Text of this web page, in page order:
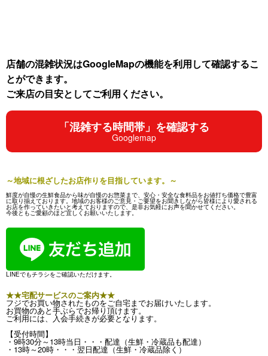
店舗の混雑状況はGoogleMapの機能を利用して確認するこ
とができます。
ご来店の目安としてご利用ください。
「混雑する時間帯」を確認する
Googlemap
～地域に根ざしたお店作りを目指しています。～
鮮度が自慢の生鮮食品から味が自慢のお惣菜まで、安心・安全な食料品をお値打ち価格で豊富
に取り揃えております。地域のお客様のご意見・ご要望をお聞きしながら皆様により愛される
お店を作っていきたいと考えておりますので、是非お気軽にお声を聞かせてください。
今後ともご愛顧のほど宜しくお願いいたします。
LINEでもチラシをご確認いただけます。
★★宅配サービスのご案内★★
フジでお買い物されたものをご自宅までお届けいたします。
お買物のあと手ぶらでお帰り頂けます。
ご利用には、入会手続きが必要となります。
【受付時間】
・9時30分～13時当日・・・配達（生鮮・冷蔵品も配達）
・13時～20時・・・翌日配達（生鮮・冷蔵品除く）